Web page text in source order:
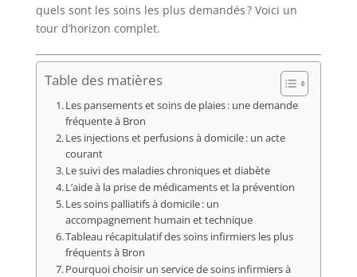
quels sont les soins les plus demandés ? Voici un
tour d’horizon complet.
Table des matières
Les pansements et soins de plaies : une demande
fréquente à Bron
Les injections et perfusions à domicile : un acte
courant
Le suivi des maladies chroniques et diabète
L’aide à la prise de médicaments et la prévention
Les soins palliatifs à domicile : un
accompagnement humain et technique
Tableau récapitulatif des soins infirmiers les plus
fréquents à Bron
Pourquoi choisir un service de soins infirmiers à